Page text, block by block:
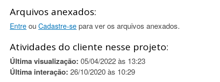
Arquivos anexados:
Entre ou Cadastre-se para ver os arquivos anexados.
Atividades do cliente nesse projeto:
Última visualização: 05/04/2022 às 13:23
Última interação: 26/10/2020 às 10:29